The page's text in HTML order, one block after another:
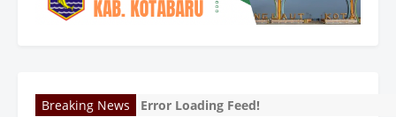
Breaking News Error Loading Feed!